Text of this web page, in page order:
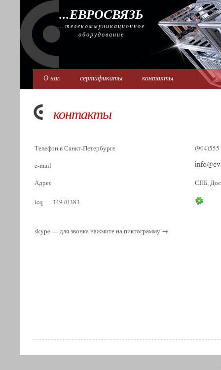
...ЕВРОСВЯЗЬ
...телекоммуникационное
оборудование
О нас сертификаты контакты
контакты
Телефон в Санкт-Петербурге
e-mail
Адрес
СПБ,
icq — 34970383
skype — для звонка нажмите на пиктограмму →